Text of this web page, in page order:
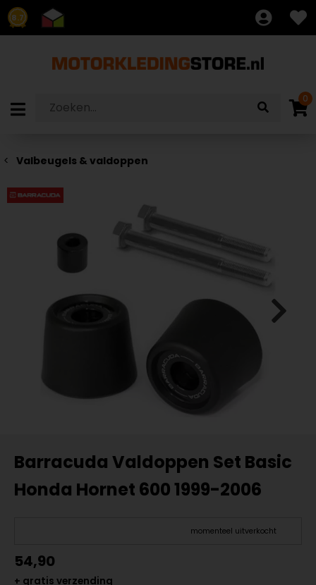
8.7
0
Valbeugels & valdoppen
Barracuda Valdoppen Set Basic
Honda Hornet 600 1999-2006
momenteel uitverkocht
54,90
+ gratis verzending